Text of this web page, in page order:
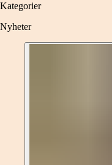
Kategorier
Nyheter